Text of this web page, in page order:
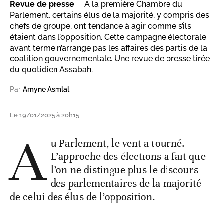
Revue de presse
À la première Chambre du
Parlement, certains élus de la majorité, y compris des
chefs de groupe, ont tendance à agir comme s’ils
étaient dans l’opposition. Cette campagne électorale
avant terme n’arrange pas les affaires des partis de la
coalition gouvernementale. Une revue de presse tirée
du quotidien Assabah.
Par Amyne Asmlal
Le 19/01/2025 à 20h15
A u Parlement, le vent a tourné.
L’approche des élections a fait que
l’on ne distingue plus le discours
des parlementaires de la majorité
de celui des élus de l’opposition.